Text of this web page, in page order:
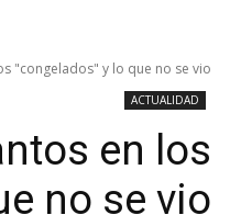
"congelados" y lo que no se vio
ACTUALIDAD
en los
no se vio